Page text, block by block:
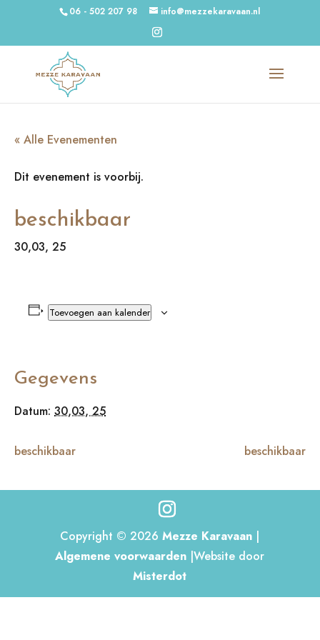
06 - 502 207 98 info@mezzekaravaan.nl
« Alle Evenementen
Dit evenement is voorbij.
beschikbaar
30,03, 25
Toevoegen aan kalender
Gegevens
Datum: 30,03, 25
beschikbaar beschikbaar
Copyright © 2026Mezze Karavaan |
Algemene voorwaarden |Website door
Misterdot